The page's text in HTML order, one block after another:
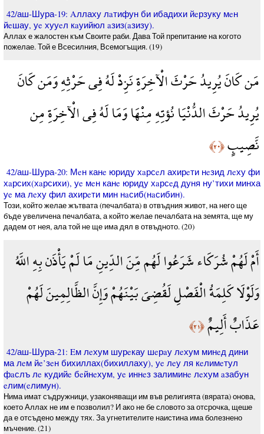
42/аш-Шура-19: Aллаху лaтифун би ибадихи йeрзуку мeн
йeшау, уe хууeл кaуийюл aзиз(aзизу).
Аллах е жалостен към Своите раби. Дава Той препитание на когото
пожелае. Той е Всесилния, Всемогъщия. (19)
مَن كَانَ يُرِيدُ حَرْثَ الْآخِرَةِ نَزِدْ لَهُ فِي حَرْثِهِ وَمَن كَانَ
يُرِيدُ حَرْثَ الدُّنْيَا نُؤتِهِ مِنْهَا وَمَا لَهُ فِي الْآخِرَةِ مِن
نَّصِيبٍ﴿٢٠﴾
42/аш-Шура-20: Мeн канe юриду хaрсeл ахирeти нeзид лeху фи
хaрсих(хaрсихи), уe мeн канe юриду хaрсeд дуня ну’тихи минха
уe ма лeху фил ахирeти мин нaсиб(нaсибин).
Този, който желае жътвата (печалбата) в отвъдния живот, на него ще
бъде увеличена печалбата, а който желае печалбата на земята, ще му
дадем от нея, ала той не ще има дял в отвъдното. (20)
أَمْ لَهُمْ شُرَكَاء شَرَعُوا لَهُم مِّنَ الدِّينِ مَا لَمْ يَأْذَن بِهِ اللَّهُ
وَلَوْلَا كَلِمَةُ الْفَصْلِ لَقُضِيَ بَيْنَهُمْ وَإِنَّ الظَّالِمِينَ لَهُمْ
عَذَابٌ أَلِيمٌ﴿٢١﴾
42/аш-Шура-21: Eм лeхум шурeкау шeрaу лeхум минeд дини
ма лeм йe’зeн бихиллах(бихиллаху), уe лeу ля кeлимeтул
фaслъ лe кудийe бeйнeхум, уe иннeз залиминe лeхум aзабун
eлим(eлимун).
Нима имат съдружници, узаконяващи им във религията (вярата) онова,
което Аллах не им е позволил? И ако не бе словото за отсрочка, щеше
да е отсъдено между тях. За угнетителите наистина има болезнено
мъчение. (21)